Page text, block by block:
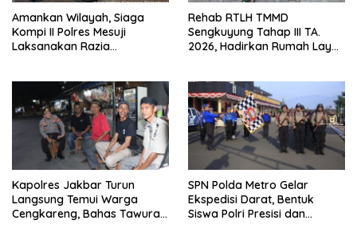
Amankan Wilayah, Siaga
Kompi II Polres Mesuji
Laksanakan Razia
Rehab RTLH TMMD
Sengkuyung Tahap III TA.
2026, Hadirkan Rumah Layak
Kapolres Jakbar Turun
Langsung Temui Warga
Cengkareng, Bahas Tawuran
SPN Polda Metro Gelar
Ekspedisi Darat, Bentuk
Siswa Polri Presisi dan